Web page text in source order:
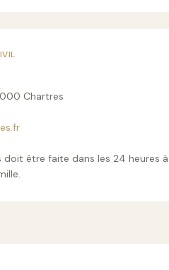
Chartres
être faite dans les 24 heures